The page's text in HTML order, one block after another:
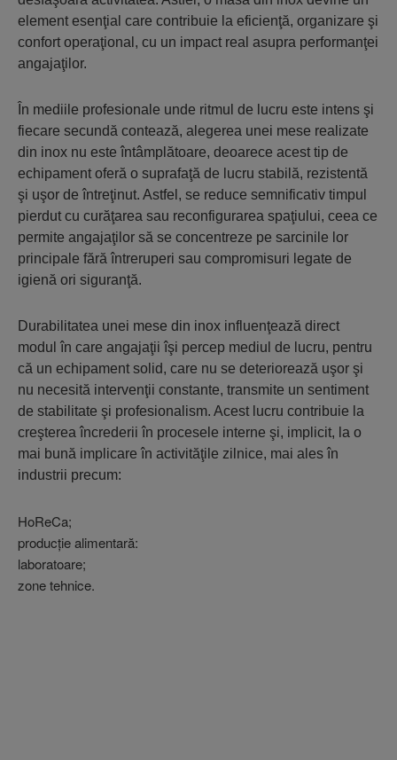
element esenţial care contribuie la eficienţă, organizare şi
confort operaţional, cu un impact real asupra performanţei
angajaţilor.
În mediile profesionale unde ritmul de lucru este intens şi
fiecare secundă contează, alegerea unei mese realizate
din inox nu este întâmplătoare, deoarece acest tip de
echipament oferă o suprafaţă de lucru stabilă, rezistentă
şi uşor de întreţinut. Astfel, se reduce semnificativ timpul
pierdut cu curăţarea sau reconfigurarea spaţiului, ceea ce
permite angajaţilor să se concentreze pe sarcinile lor
principale fără întreruperi sau compromisuri legate de
igienă ori siguranţă.
Durabilitatea unei mese din inox influenţează direct
modul în care angajaţii îşi percep mediul de lucru, pentru
că un echipament solid, care nu se deteriorează uşor şi
nu necesită intervenţii constante, transmite un sentiment
de stabilitate şi profesionalism. Acest lucru contribuie la
creşterea încrederii în procesele interne şi, implicit, la o
mai bună implicare în activităţile zilnice, mai ales în
industrii precum:
HoReCa;
producţie alimentară:
laboratoare;
zone tehnice.